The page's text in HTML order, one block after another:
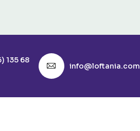
135 68
info@loftania.com